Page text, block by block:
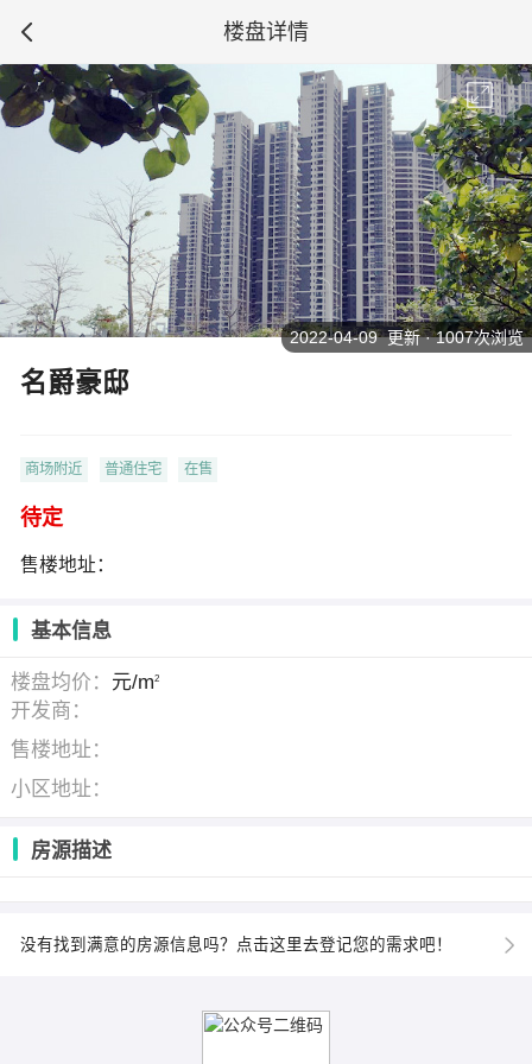
楼盘详情
名爵豪邸
商场附近 普通住宅 在售
待定
售楼地址：
2022-04-09 更新 · 1007次浏览
基本信息
楼盘均价： 元/m2
开发商：
售楼地址：
小区地址：
房源描述
没有找到满意的房源信息吗？点击这里去登记您的需求吧！